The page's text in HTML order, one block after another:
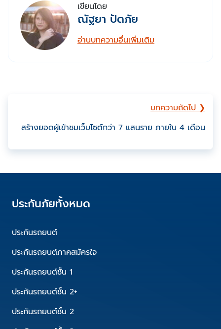
เขียนโดย
ณัฐยา ปัดภัย
อ่านบทความอื่นเพิ่มเติม
บทความถัดไป ❯
สร้างยอดผู้เข้าชมเว็บไซต์กว่า 7 แสนราย ภายใน 4 เดือน
ประกันภัยทั้งหมด
ประกันรถยนต์
ประกันรถยนต์ภาคสมัครใจ
ประกันรถยนต์ชั้น 1
ประกันรถยนต์ชั้น 2+
ประกันรถยนต์ชั้น 2